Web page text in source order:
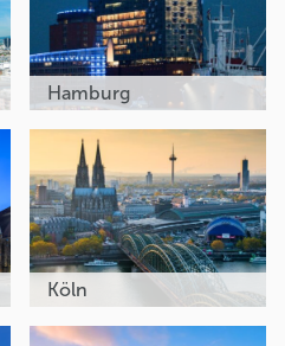
Hamburg
Köln